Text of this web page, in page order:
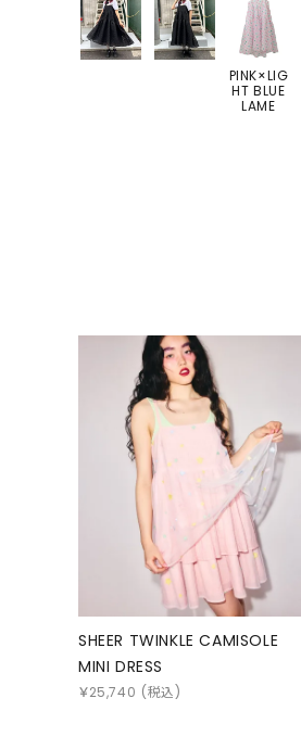
PINK×LIG
HT BLUE
LAME
SHEER TWINKLE CAMISOLE
MINI DRESS
￥25,740 (税込)